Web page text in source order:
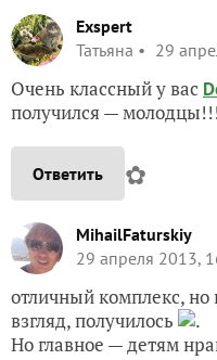
Exspert
Татьяна
29
Очень классный у вас
получился —
Ответить ✿
MihailFaturskiy
29 апреля 2013,
отличный комплекс, но
взгляд, получилось
.
Но главное — детям